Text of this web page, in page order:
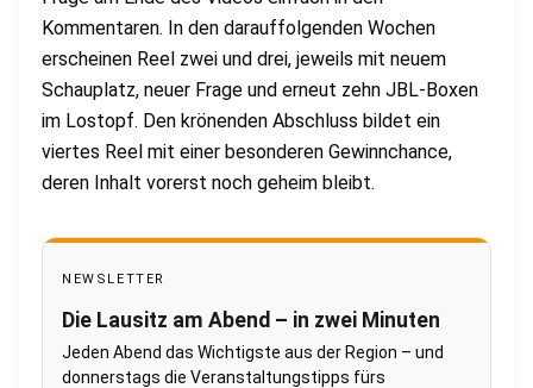
Kommentaren. In den darauffolgenden Wochen
erscheinen Reel zwei und drei, jeweils mit neuem
Schauplatz, neuer Frage und erneut zehn JBL-Boxen
im Lostopf. Den krönenden Abschluss bildet ein
viertes Reel mit einer besonderen Gewinnchance,
deren Inhalt vorerst noch geheim bleibt.
NEWSLETTER
Die Lausitz am Abend – in zwei Minuten
Jeden Abend das Wichtigste aus der Region – und
donnerstags die Veranstaltungstipps fürs